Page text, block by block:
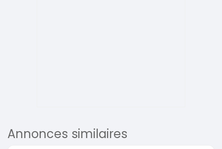
Annonces similaires